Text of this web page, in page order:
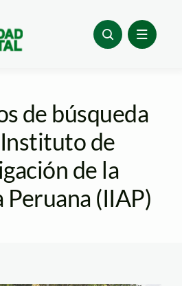
de búsqueda
de
de la
Peruana (IIAP)